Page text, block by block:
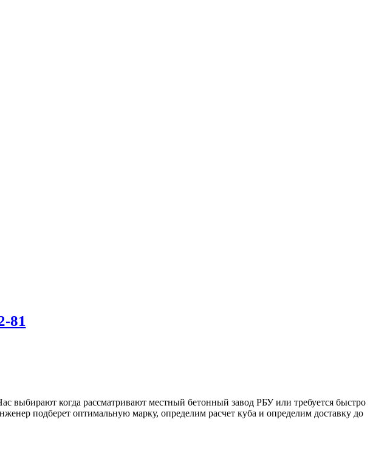
81
выбирают когда рассматривают местный бетонный завод РБУ или требуется быстро
подберет оптимальную марку, определим расчет куба и определим доставку до